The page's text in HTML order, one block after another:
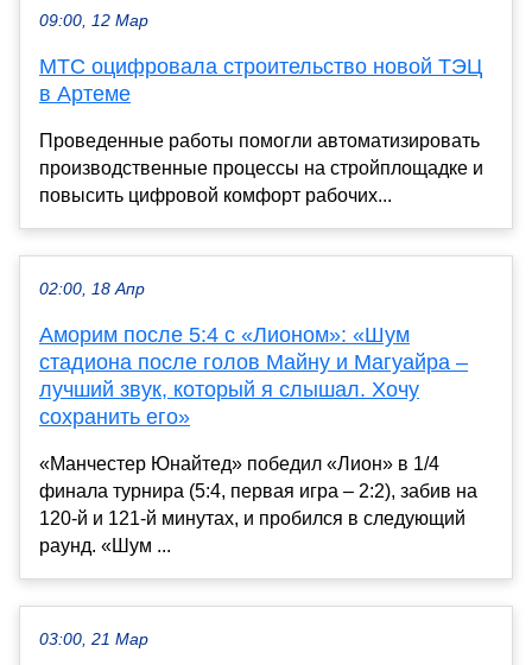
09:00, 12 Мар
МТС оцифровала строительство новой ТЭЦ
в Артеме
Проведенные работы помогли автоматизировать
производственные процессы на стройплощадке и
повысить цифровой комфорт рабочих...
02:00, 18 Апр
Аморим после 5:4 с «Лионом»: «Шум
стадиона после голов Майну и Магуайра –
лучший звук, который я слышал. Хочу
сохранить его»
«Манчестер Юнайтед» победил «Лион» в 1/4
финала турнира (5:4, первая игра – 2:2), забив на
120-й и 121-й минутах, и пробился в следующий
раунд. «Шум ...
03:00, 21 Мар